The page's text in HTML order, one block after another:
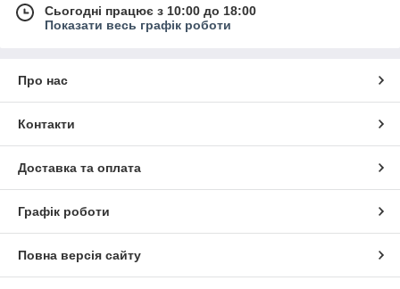
Сьогодні працює з 10:00 до 18:00
Показати весь графік роботи
Про нас
Контакти
Доставка та оплата
Графік роботи
Повна версія сайту